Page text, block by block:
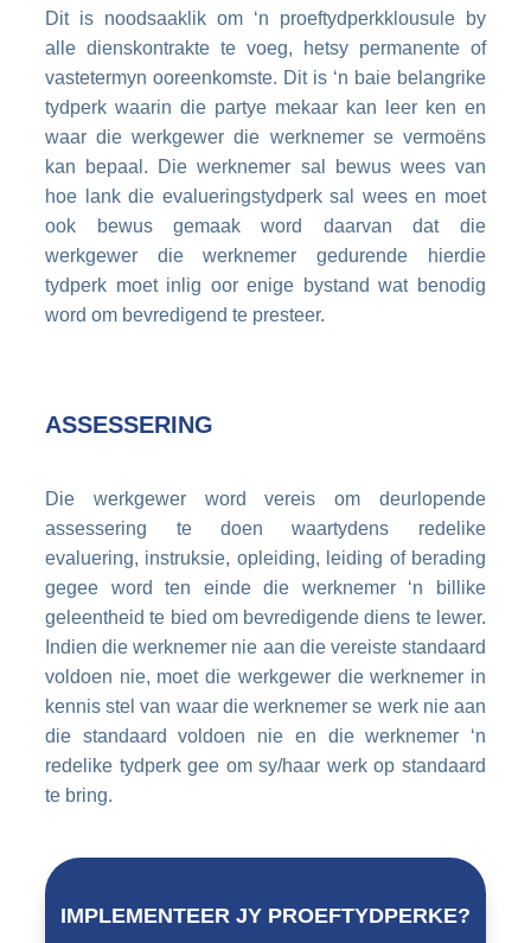
Dit is noodsaaklik om ‘n proeftydperkklousule by
alle dienskontrakte te voeg, hetsy permanente of
vastetermyn ooreenkomste. Dit is ‘n baie belangrike
tydperk waarin die partye mekaar kan leer ken en
waar die werkgewer die werknemer se vermoëns
kan bepaal. Die werknemer sal bewus wees van
hoe lank die evalueringstydperk sal wees en moet
ook bewus gemaak word daarvan dat die
werkgewer die werknemer gedurende hierdie
tydperk moet inlig oor enige bystand wat benodig
word om bevredigend te presteer.
ASSESSERING
Die werkgewer word vereis om deurlopende
assessering te doen waartydens redelike
evaluering, instruksie, opleiding, leiding of berading
gegee word ten einde die werknemer ‘n billike
geleentheid te bied om bevredigende diens te lewer.
Indien die werknemer nie aan die vereiste standaard
voldoen nie, moet die werkgewer die werknemer in
kennis stel van waar die werknemer se werk nie aan
die standaard voldoen nie en die werknemer ‘n
redelike tydperk gee om sy/haar werk op standaard
te bring.
IMPLEMENTEER JY PROEFTYDPERKE?